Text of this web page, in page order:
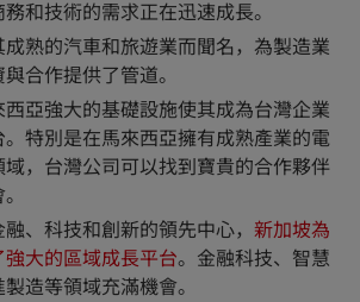
和技術的需求正在迅速成長。
成熟的汽車和旅遊業而聞名，為製造業
合作提供了管道。
西亞強大的基礎設施使其成為台灣企業
特別是在馬來西亞擁有成熟產業的電
，台灣公司可以找到寶貴的合作夥伴
、科技和創新的領先中心， 新加坡為
大的區域成長平台。金融科技、智慧
造等領域充滿機會。